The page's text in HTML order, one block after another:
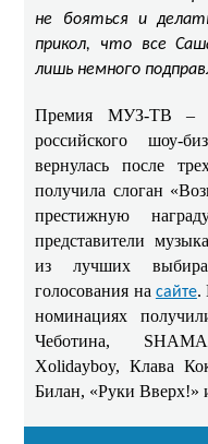
не бояться и
прикол, что все
лишь немного
Премия МУЗ-ТВ –
российского шоу-
вернулась после
получила слоган
престижную
представители
из лучших
голосования на сайте.
номинациях
Чеботина,
Xolidayboy, Клава
Билан, «Руки Вверх!»